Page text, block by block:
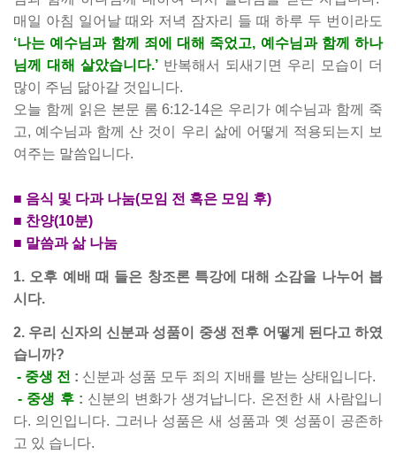
매일 아침 일어날 때와 저녁 잠자리 들 때 하루 두 번이라도
‘나는 예수님과 함께 죄에 대해 죽었고, 예수님과 함께 하나
님께 대해 살았습니다.’ 반복해서 되새기면 우리 모습이 더
많이 주님 닮아갈 것입니다.
오늘 함께 읽은 본문 롬 6:12-14은 우리가 예수님과 함께 죽
고, 예수님과 함께 산 것이 우리 삶에 어떻게 적용되는지 보
여주는 말씀입니다.
■ 음식 및 다과 나눔(모임 전 혹은 모임 후)
■ 찬양(10분)
■ 말씀과 삶 나눔
1. 오후 예배 때 들은 창조론 특강에 대해 소감을 나누어 봅
시다.
2. 우리 신자의 신분과 성품이 중생 전후 어떻게 된다고 하였
습니까?
- 중생 전 : 신분과 성품 모두 죄의 지배를 받는 상태입니다.
- 중생 후: 신분의 변화가 생겨납니다. 온전한 새 사람입니
다. 의인입니다. 그러나 성품은 새 성품과 옛 성품이 공존하
고 있 습니다.